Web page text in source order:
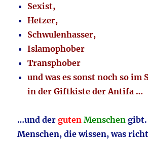
Sexist,
Hetzer,
Schwulenhasser,
Islamophober
Transphober
und was es sonst noch so im
in der Giftkiste der Antifa …
…und dergutenMenschen gibt.
Menschen, die wissen, was